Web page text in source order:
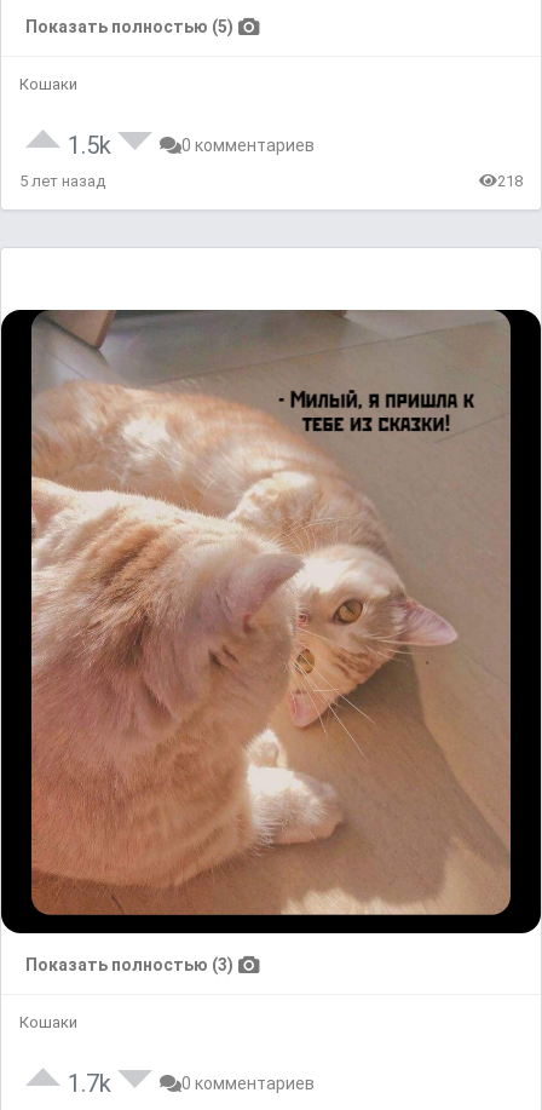
Показать полностью (5)
Кошаки
1.5k 0 комментариев
5 лет назад 218
Показать полностью (3)
Кошаки
1.7k 0 комментариев